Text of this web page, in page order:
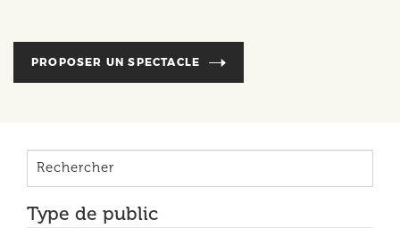
PROPOSER UN SPECTACLE
Type de public